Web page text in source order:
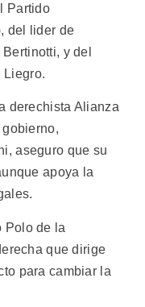
Partido
del lider de
y del
Liegro.
derechista Alianza
aseguro que su
apoya la
Polo de la
que dirige
para cambiar la